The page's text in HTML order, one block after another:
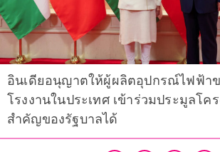
อินเดียอนุญาตให้ผู้ผลิตอุปกรณ์ไฟฟ้า
โรงงานในประเทศ เข้าร่วมประมูลโค
สำคัญของรัฐบาลได้